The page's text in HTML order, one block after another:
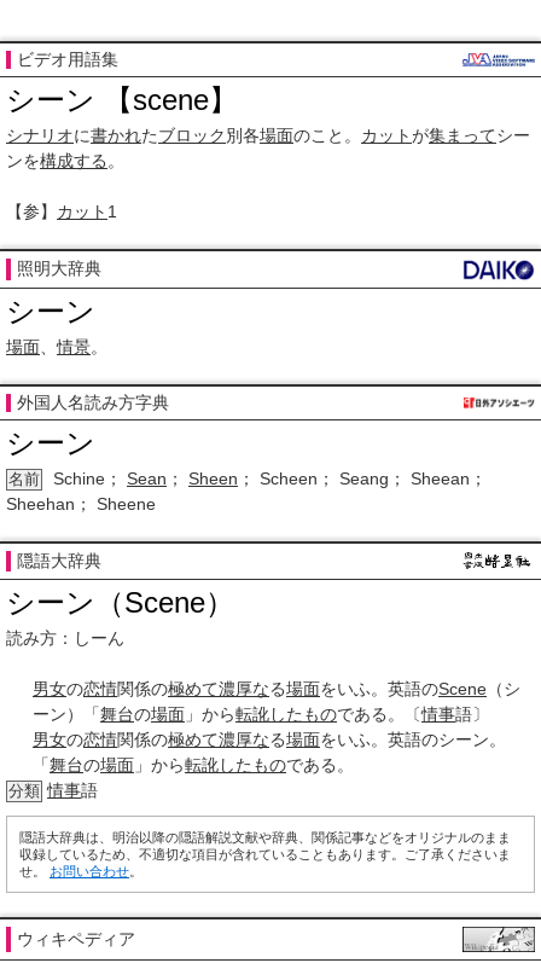
ビデオ用語集
シーン 【scene】
シナリオに書かれたブロック別各場面のこと。 カットが集まってシー
ンを構成する 。
【参】 カット 1
照明大辞典
シーン
場面 、情景。
外国人名読み方字典
シーン
名前 Schine； Sean ； Sheen ； Scheen； Seang； Sheean；
Sheehan； Sheene
隠語大辞典
シーン（Scene）
読み方：しーん
男女の恋情関係の極めて濃厚なる場面をいふ。英語のScene （シ
ーン）「舞台の場面 」から転訛したものである。〔情事語〕
男女の恋情関係の極めて濃厚なる場面をいふ。英語のシーン。
「舞台の場面 」から転訛したものである。
分類 情事語
隠語大辞典は、明治以降の隠語解説文献や辞典、関係記事などをオリジナルのまま
収録しているため、不適切な項目が含れていることもあります。ご了承くださいま
せ。 お問い合わせ
ウィキペディア